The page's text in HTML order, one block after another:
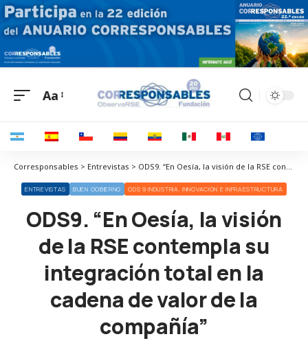
Aa
Corresponsables > Entrevistas > ODS9. “En Oesía, la visión de la RSE contempla su integración total en la cadena de valor de la compañía”
ENTREVISTAS BUEN GOBIERNO ODS 9 INDUSTRIA, INNOVACIÓN E INFRAESTRUCTURA
ODS9. “En Oesía, la visión
de la RSE contempla su
integración total en la
cadena de valor de la
compañía”